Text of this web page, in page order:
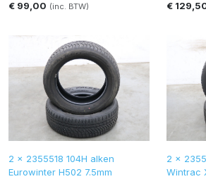
€ 99,00 (inc. BTW)
€
2 x 2355518 104H alken
Eurowinter H502 7.5mm
2 x
Wintrac